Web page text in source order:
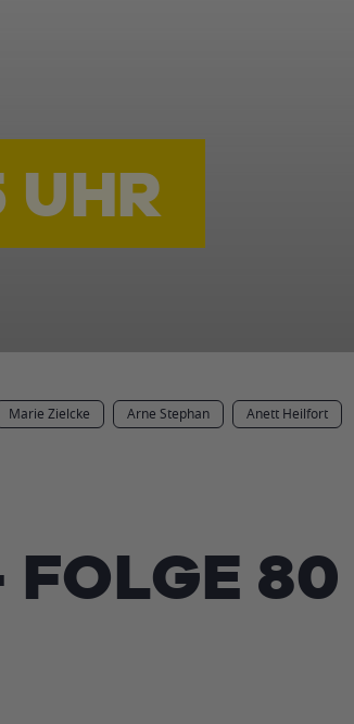
UHR
Marie Zielcke Arne Stephan
Anett Heilfort
FOLGE 80